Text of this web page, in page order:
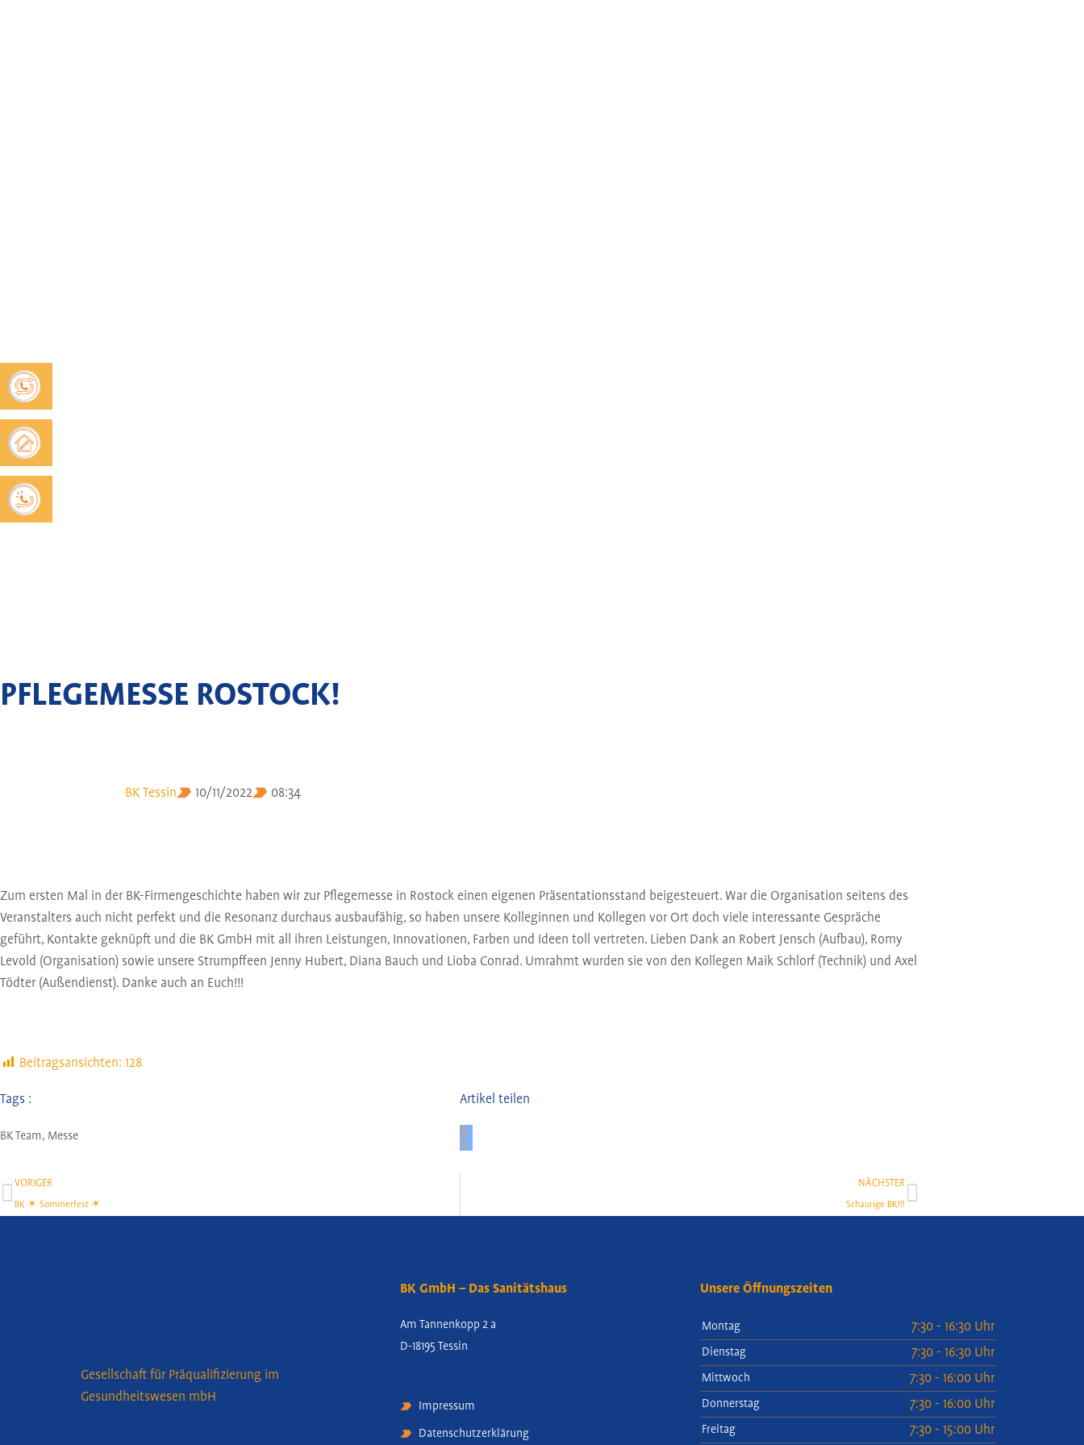
PFLEGEMESSE ROSTOCK!
BK Tessin 10/11/2022 08:34
Zum ersten Mal in der BK-Firmengeschichte haben wir zur Pflegemesse in Rostock einen eigenen Präsentationsstand beigesteuert. War die Organisation seitens des
Veranstalters auch nicht perfekt und die Resonanz durchaus ausbaufähig, so haben unsere Kolleginnen und Kollegen vor Ort doch viele interessante Gespräche
geführt, Kontakte geknüpft und die BK GmbH mit all ihren Leistungen, Innovationen, Farben und Ideen toll vertreten. Lieben Dank an Robert Jensch (Aufbau), Romy
Levold (Organisation) sowie unsere Strumpffeen Jenny Hubert, Diana Bauch und Lioba Conrad. Umrahmt wurden sie von den Kollegen Maik Schlorf (Technik) und Axel
Tödter (Außendienst). Danke auch an Euch!!!
Beitragsansichten: 128
Tags :
BK Team, Messe
Artikel teilen
Zurück
VORIGER
BK ☀ Sommerfest ☀
NÄCHSTER
Schaurige BK!!!
Nächster
Gesellschaft für Präqualifizierung im
Gesundheitswesen mbH
BK GmbH – Das Sanitätshaus
Am Tannenkopp 2 a
D-18195 Tessin
Impressum
Datenschutzerklärung
Unsere Öffnungszeiten
Montag 7:30 - 16:30 Uhr
Dienstag 7:30 - 16:30 Uhr
Mittwoch 7:30 - 16:00 Uhr
Donnerstag 7:30 - 16:00 Uhr
Freitag 7:30 - 15:00 Uhr